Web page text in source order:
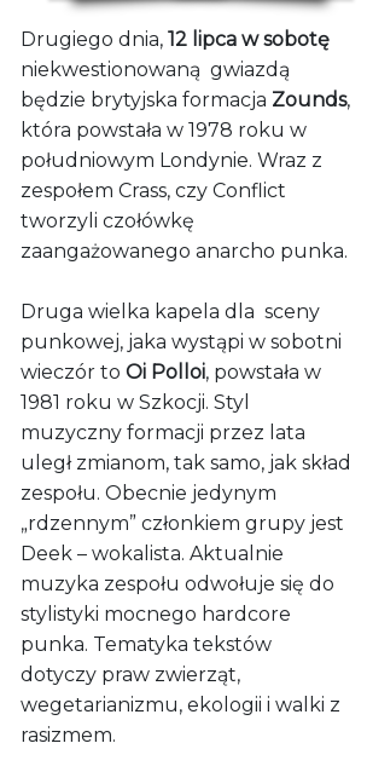
Drugiego dnia,12 lipca w sobotę
niekwestionowaną gwiazdą
będzie brytyjska formacja Zounds,
która powstała w 1978 roku w
południowym Londynie. Wraz z
zespołem Crass, czy Conflict
tworzyli czołówkę
zaangażowanego anarcho punka.
Druga wielka kapela dla sceny
punkowej, jaka wystąpi w sobotni
wieczór toOi Polloi, powstała w
1981 roku w Szkocji. Styl
muzyczny formacji przez lata
uległ zmianom, tak samo, jak skład
zespołu. Obecnie jedynym
„rdzennym” członkiem grupy jest
Deek – wokalista. Aktualnie
muzyka zespołu odwołuje się do
stylistyki mocnego hardcore
punka. Tematyka tekstów
dotyczy praw zwierząt,
wegetarianizmu, ekologii i walki z
rasizmem.